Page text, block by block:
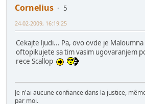
Cornelius
5
24-02-2009, 16:19:25
Cekajte ljudi... Pa, ovo ovde je
oftopikujete sa tim vasim ugovaranjem
rece Scallop
Je n'ai aucune confiance dans la justice,
par moi.